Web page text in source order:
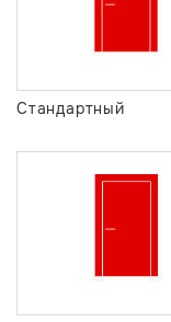
Стандартный